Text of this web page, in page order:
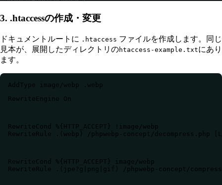
3. .htaccessの作成・変更
ドキュメントルートに .htaccess ファイルを作成します。同じ
見本が、展開したディレクトリのhtaccess-example.txtにあり
ます。
RewriteEngine On
RewriteCond %{HTTP_ACCEPT} !image/webp
RewriteRule .(webp) /phpwebp-concept/decompress.php
RewriteCond %{HTTP_ACCEPT} image/webp
RewriteRule .(jpe?g|png|gif) /phpwebp-concept/